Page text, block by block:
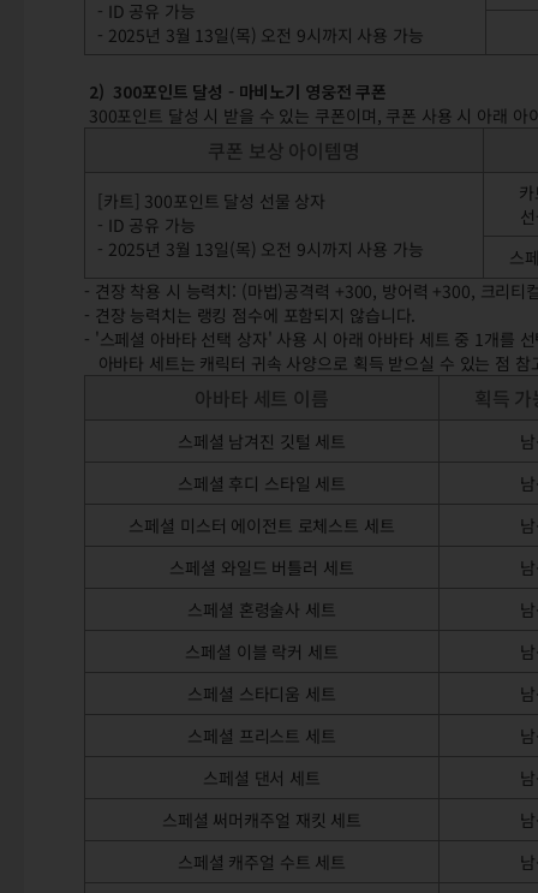
- ID 공유 가능
- 2025년 3월 13일(목) 오전 9시까지 사용 가능
2) 300포인트 달성 - 마비노기 영웅전 쿠폰
300포인트 달성 시 받을 수 있는 쿠폰이며, 쿠폰 사용 시 아래 아
쿠폰 보상 아이템명
[카트] 300포인트 달성 선물 상자
- ID 공유 가능
- 2025년 3월 13일(목) 오전 9시까지 사용 가능
스
- 견장 착용 시 능력치: (마법)공격력 +300, 방어력 +300, 크리티
- 견장 능력치는 랭킹 점수에 포함되지 않습니다.
- '스페셜 아바타 선택 상자' 사용 시 아래 아바타 세트 중 1개를
아바타 세트는 캐릭터 귀속 사양으로 획득 받으실 수 있는 점 참
아바타 세트 이름 획득
스페셜 남겨진 깃털 세트
스페셜 후디 스타일 세트
스페셜 미스터 에이전트 로체스트 세트
스페셜 와일드 버틀러 세트
스페셜 혼령술사 세트
스페셜 이블 락커 세트
스페셜 스타디움 세트
스페셜 프리스트 세트
스페셜 댄서 세트
스페셜 써머캐주얼 재킷 세트
스페셜 캐주얼 수트 세트